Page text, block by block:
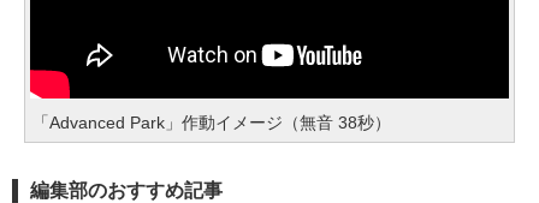
「Advanced Park」作動イメージ（無音 38秒）
編集部のおすすめ記事